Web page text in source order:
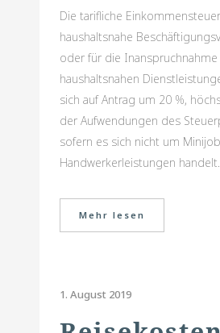
Die tarifliche
haushaltsnahe
oder für die Inanspruchnahme
haushaltsnahen
sich auf Antrag um 20 %,
der Aufwendungen des
sofern es sich nicht um
Handwerkerleistungen
Mehr lesen
1. August 2019